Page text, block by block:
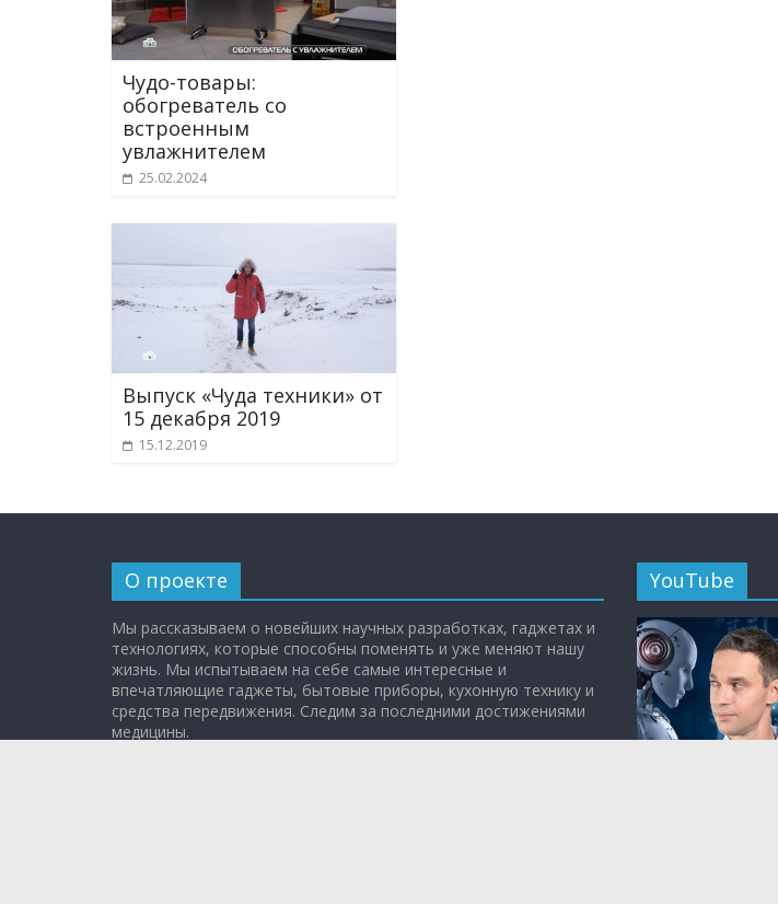
Чудо-товары:
обогреватель со
встроенным
увлажнителем
25.02.2024
Выпуск «Чуда техники» от
15 декабря 2019
15.12.2019
О проекте
Мы рассказываем о новейших научных разработках, гаджетах и
технологиях, которые способны поменять и уже меняют нашу
жизнь. Мы испытываем на себе самые интересные и
впечатляющие гаджеты, бытовые приборы, кухонную технику и
средства передвижения. Следим за последними достижениями
медицины.
YouTube